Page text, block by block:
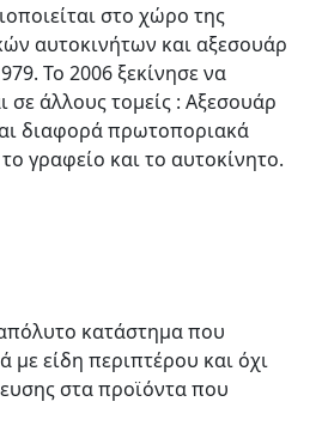
στο χώρο της
αυτοκινήτων και αξεσουάρ
Το 2006 ξεκίνησε να
σε άλλους τομείς : Αξεσουάρ
διαφορά πρωτοποριακά
γραφείο και το αυτοκίνητο.
κατάστημα που
με είδη περιπτέρου και όχι
στα προϊόντα που